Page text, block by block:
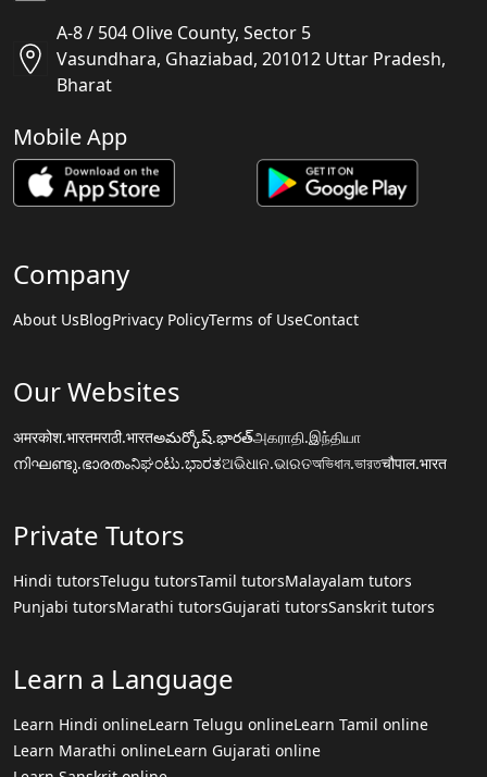
A-8 / 504 Olive County, Sector 5
Vasundhara, Ghaziabad, 201012 Uttar Pradesh,
Bharat
Mobile App
Company
About UsBlogPrivacy PolicyTerms of UseContact
Our Websites
अमरकोश.भारतमराठी.भारतఅమర్కోష్.భారత్அகராதி.இந்தியா
നിഘണ്ടു.ഭാരതംನಿಘಂಟು.ಭಾರತଅଭିଧାନ.ଭାରତঅভিধান.ভারতचौपाल.भारत
Private Tutors
Hindi tutorsTelugu tutorsTamil tutorsMalayalam tutors
Punjabi tutorsMarathi tutorsGujarati tutorsSanskrit tutors
Learn a Language
Learn Hindi onlineLearn Telugu onlineLearn Tamil online
Learn Marathi onlineLearn Gujarati online